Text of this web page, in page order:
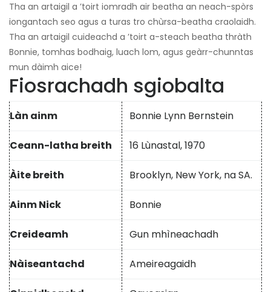
Tha an artaigil a ’toirt iomradh air beatha an neach-spòrs
iongantach seo agus a turas tro chùrsa-beatha craolaidh.
Tha an artaigil cuideachd a ’toirt a-steach beatha thràth
Bonnie, tomhas bodhaig, luach lom, agus geàrr-chunntas
mun dàimh aice!
Fiosrachadh sgiobalta
Làn ainm Bonnie Lynn Bernstein
Ceann-latha breith 16 Lùnastal, 1970
Àite breith Brooklyn, New York, na SA.
Ainm Nick Bonnie
Creideamh Gun mhìneachadh
Nàiseantachd Ameireagaidh